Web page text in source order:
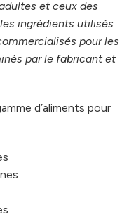
et ceux des
ingrédients utilisés
pour les
par le fabricant et
d’aliments pour